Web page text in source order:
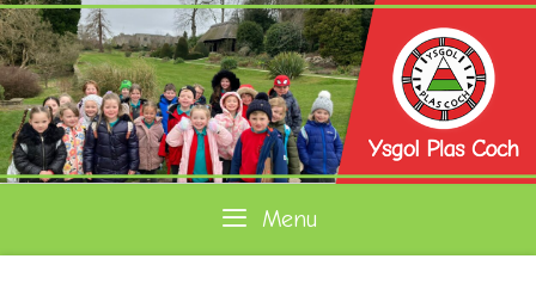
Skip
to
content
Menu